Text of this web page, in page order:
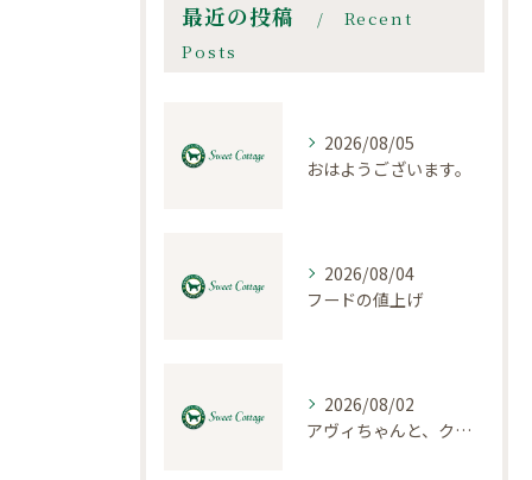
最近の投稿
Recent
Posts
2026/08/05
おはようございます。
2026/08/04
フードの値上げ
2026/08/02
アヴィちゃんと、クロエちゃん